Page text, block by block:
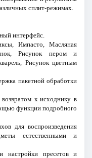
сплит-режимах.
интерфейс.
Импасто, Масляная
Рисунок пером и
Рисунок цветным
пакетной обработки
к исходнику в
функции подробного
для воспроизведения
естественными и
настройки пресетов и